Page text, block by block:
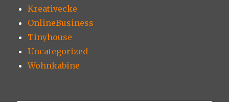
Kreativecke
OnlineBusiness
Tinyhouse
Uncategorized
Wohnkabine